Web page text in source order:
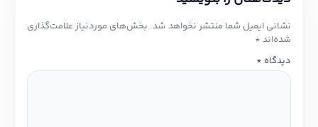
نشانی ایمیل شما منتشر نخواهد شد. بخش‌های موردنیاز علامت‌گذاری
شده‌اند*
دیدگاه*